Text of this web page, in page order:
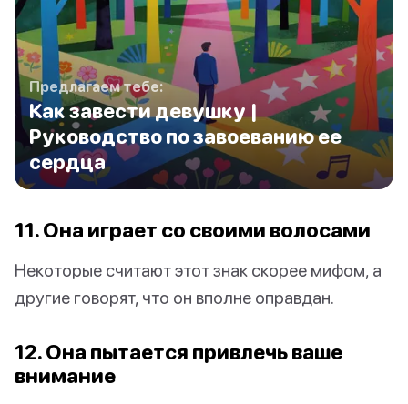
Предлагаем тебе:
Как завести девушку |
Руководство по завоеванию ее
сердца
11. Она играет со своими волосами
Некоторые считают этот знак скорее мифом, а
другие говорят, что он вполне оправдан.
12. Она пытается привлечь ваше
внимание